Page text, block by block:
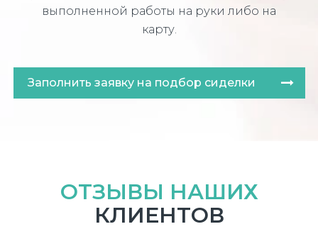
выполненной работы на руки либо на
карту.
Заполнить заявку на подбор сиделки
ОТЗЫВЫ НАШИХ
КЛИЕНТОВ